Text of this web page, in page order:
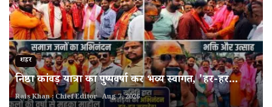
शहर
निष्ठा कांवड़ यात्रा का पुष्पवर्षा कर भव्य स्वागत, 'हर-हर...
Rais Khan : Chief Editor Aug 7, 2026